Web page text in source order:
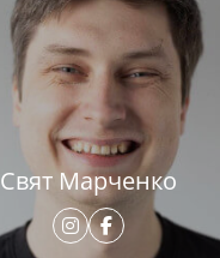
Свят Марченко